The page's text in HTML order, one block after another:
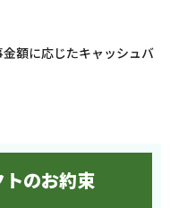
額に応じたキャッシュバ
のお約束